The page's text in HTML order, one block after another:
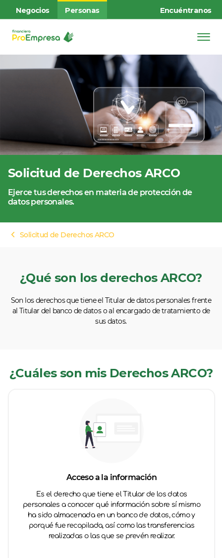
Negocios Personas Encuéntranos
Solicitud de Derechos ARCO
Ejerce tus derechos en materia de protección de
datos personales.
Solicitud de Derechos ARCO
¿Qué son los derechos ARCO?
Son los derechos que tiene el Titular de datos personales frente
al Titular del banco de datos o al encargado de tratamiento de
sus datos.
¿Cuáles son mis Derechos ARCO?
Acceso a la información
Es el derecho que tiene el Titular de los datos
personales a conocer qué información sobre sí mismo
ha sido almacenada en un banco de datos, cómo y
porqué fue recopilada, así como las transferencias
realizadas o las que se prevén realizar.